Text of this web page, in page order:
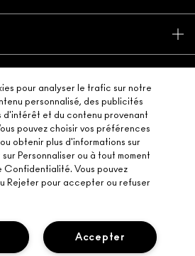
MAQUILLAGE
pour analyser le trafic sur notre
personnalisé, des publicités
d'intérêt et du contenu provenant
pouvez choisir vos préférences
obtenir plus d'informations sur
Personnaliser ou à tout moment
Confidentialité. Vous pouvez
Rejeter pour accepter ou refuser
Accepter